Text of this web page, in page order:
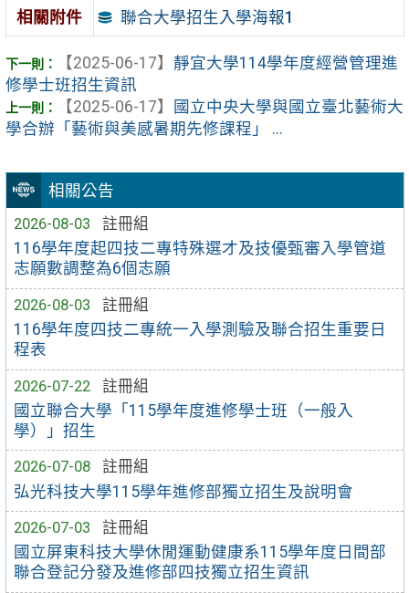
相關公告
2026-08-03
註冊組
116學年度起四技二專特殊選才及技優甄審入學管道
志願數調整為6個志願
2026-08-03
註冊組
116學年度四技二專統一入學測驗及聯合招生重要日
程表
2026-07-22
註冊組
國立聯合大學「115學年度進修學士班（一般入
學）」招生
2026-07-08
註冊組
弘光科技大學115學年進修部獨立招生及說明會
2026-07-03
註冊組
國立屏東科技大學休閒運動健康系115學年度日間部
聯合登記分發及進修部四技獨立招生資訊
相關附件 聯合大學招生入學海報1
【2025-06-17】 靜宜大學114學年度經營管理進
修學士班招生資訊
【2025-06-17】
國立中央大學與國立臺北藝術大
學合辦「藝術與美感暑期先修課程」 ...